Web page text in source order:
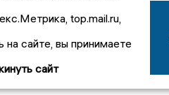
top.mail.ru,
сайте, вы принимаете
сайт